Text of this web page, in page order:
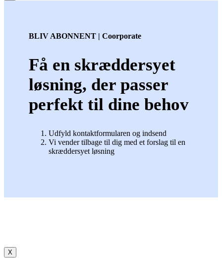
BLIV ABONNENT | Coorporate
Få en skræddersyet
løsning, der passer
perfekt til dine behov
Udfyld kontaktformularen og indsend
Vi vender tilbage til dig med et forslag til en
skræddersyet løsning
X